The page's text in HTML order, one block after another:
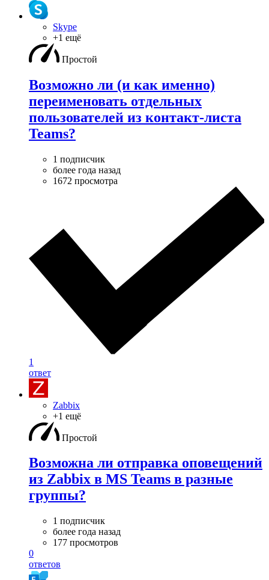
Skype
+1 ещё
Простой
Возможно ли (и как именно)
переименовать отдельных
пользователей из контакт-листа
Teams?
1 подписчик
более года назад
1672 просмотра
1
ответ
Zabbix
+1 ещё
Простой
Возможна ли отправка оповещений
из Zabbix в MS Teams в разные
группы?
1 подписчик
более года назад
177 просмотров
0
ответов